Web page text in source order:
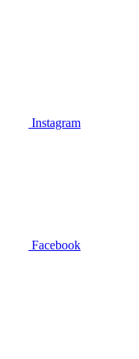
Instagram
Facebook